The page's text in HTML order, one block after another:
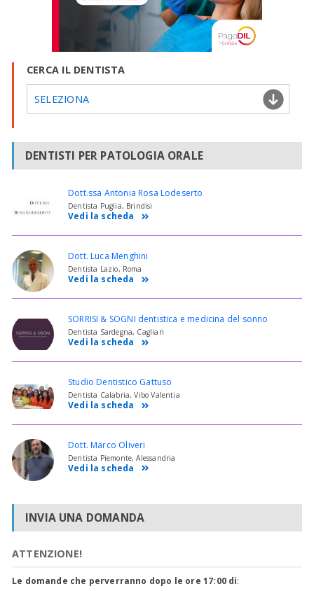
CERCA IL DENTISTA
SELEZIONA
DENTISTI PER PATOLOGIA ORALE
Dott.ssa Antonia Rosa Lodeserto
Dentista Puglia, Brindisi
Vedi la scheda
Dott. Luca Menghini
Dentista Lazio, Roma
Vedi la scheda
SORRISI & SOGNI dentistica e medicina del sonno
Dentista Sardegna, Cagliari
Vedi la scheda
Studio Dentistico Gattuso
Dentista Calabria, Vibo Valentia
Vedi la scheda
Dott. Marco Oliveri
Dentista Piemonte, Alessandria
Vedi la scheda
INVIA UNA DOMANDA
ATTENZIONE!
Le domande che perverranno dopo le ore 17:00 di: